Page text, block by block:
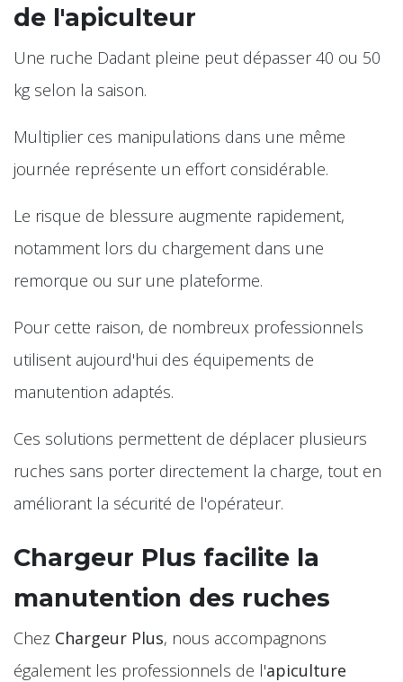
de l'apiculteur
Une ruche Dadant pleine peut dépasser 40 ou 50
kg selon la saison.
Multiplier ces manipulations dans une même
journée représente un effort considérable.
Le risque de blessure augmente rapidement,
notamment lors du chargement dans une
remorque ou sur une plateforme.
Pour cette raison, de nombreux professionnels
utilisent aujourd'hui des équipements de
manutention adaptés.
Ces solutions permettent de déplacer plusieurs
ruches sans porter directement la charge, tout en
améliorant la sécurité de l'opérateur.
Chargeur Plus facilite la
manutention des ruches
Chez Chargeur Plus, nous accompagnons
également les professionnels de l'apiculture